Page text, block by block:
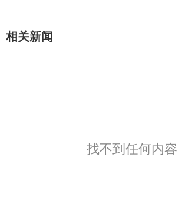
相关新闻
找不到任何内容